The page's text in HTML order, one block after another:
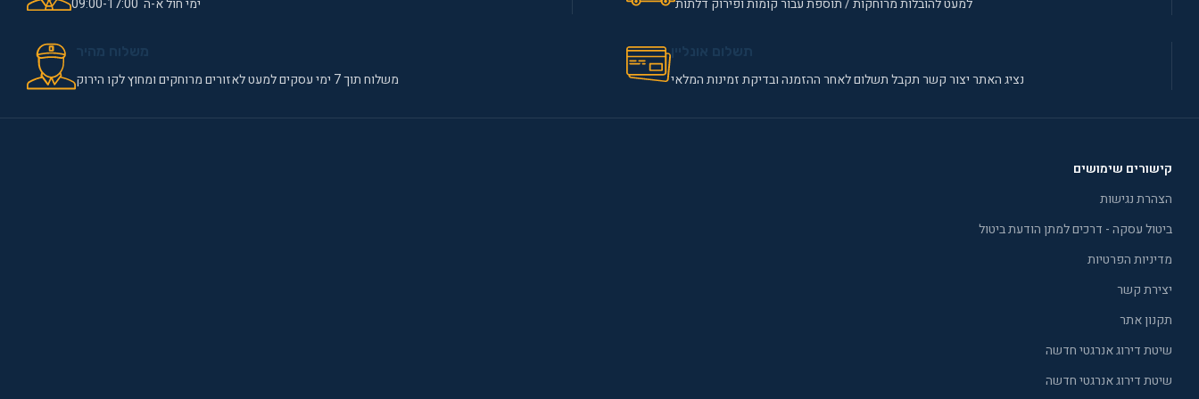
למעט להובלות מרוחקות / תוספת עבור קומות ופירוק דלתות ימי חול א-ה 09:00-17:00
נציג האתר יצור קשר תקבל תשלום לאחר ההזמנה ובדיקת זמינות המלאי משלוח תוך 7 ימי עסקים למעט לאזורים מרוחקים ומחוץ לקו הירוק
קישורים שימושים
הצהרת נגישות
ביטול עסקה - דרכים למתן הודעת ביטול
מדיניות הפרטיות
יצירת קשר
תקנון אתר
שיטת דירוג אנרגטי חדשה
שיטת דירוג אנרגטי חדשה